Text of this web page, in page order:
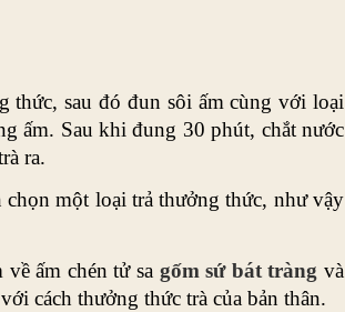
sau đó đun sôi ấm cùng với loại
ấm. Sau khi đung 30 phút, chắt nước
ra.
một loại trả thưởng thức, như vậy
ấm chén tử sa gốm sứ bát tràng và
cách thưởng thức trà của bản thân.